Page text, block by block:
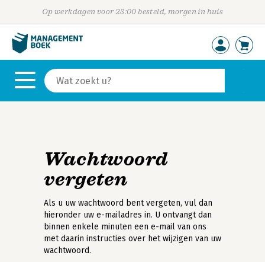
Op werkdagen voor 23:00 besteld, morgen in huis
Wachtwoord
vergeten
Als u uw wachtwoord bent vergeten, vul dan
hieronder uw e-mailadres in. U ontvangt dan
binnen enkele minuten een e-mail van ons
met daarin instructies over het wijzigen van uw
wachtwoord.